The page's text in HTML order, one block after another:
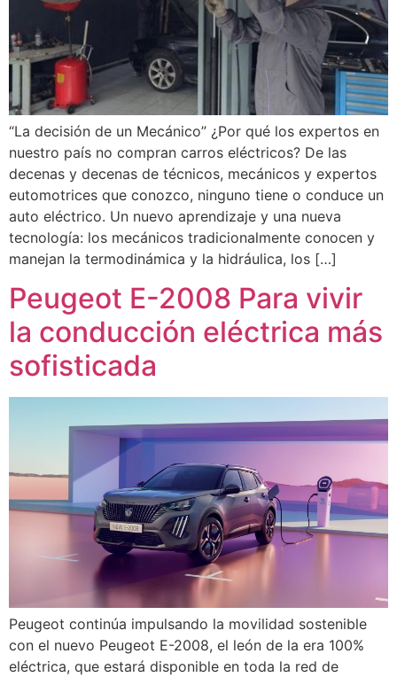
“La decisión de un Mecánico” ¿Por qué los expertos en
nuestro país no compran carros eléctricos? De las
decenas y decenas de técnicos, mecánicos y expertos
eutomotrices que conozco, ninguno tiene o conduce un
auto eléctrico. Un nuevo aprendizaje y una nueva
tecnología: los mecánicos tradicionalmente conocen y
manejan la termodinámica y la hidráulica, los […]
Peugeot E-2008 Para vivir
la conducción eléctrica más
sofisticada
Peugeot continúa impulsando la movilidad sostenible
con el nuevo Peugeot E-2008, el león de la era 100%
eléctrica, que estará disponible en toda la red de